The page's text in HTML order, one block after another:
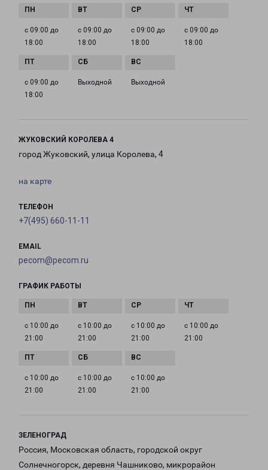
с 09:00 до
18:00
с 09:00 до
18:00
с 09:00 до
18:00
с 09:00 до
18:00
с 09:00 до
18:00
Выходной Выходной
ЖУКОВСКИЙ КОРОЛЕВА 4
город Жуковский, улица Королева, 4
на карте
ТЕЛЕФОН
+7(495) 660-11-11
EMAIL
pecom@pecom.ru
ГРАФИК РАБОТЫ
с 10:00 до
21:00
с 10:00 до
21:00
с 10:00 до
21:00
с 10:00 до
21:00
с 10:00 до
21:00
с 10:00 до
21:00
с 10:00 до
21:00
ЗЕЛЕНОГРАД
Россия, Московская область, городской округ
Солнечногорск, деревня Чашниково, микрорайон